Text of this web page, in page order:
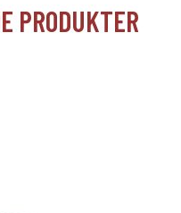
PRODUKTER